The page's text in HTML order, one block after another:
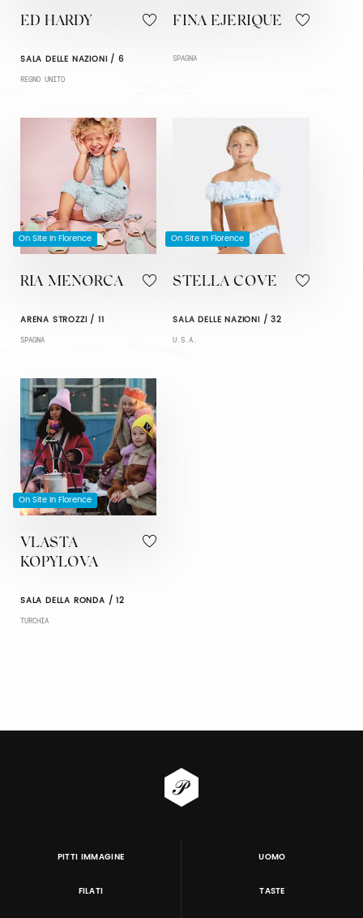
ED HARDY
SALA DELLE NAZIONI / 6
REGNO UNITO
FINA EJERIQUE
SPAGNA
On Site In Florence
RIA MENORCA
ARENA STROZZI / 11
SPAGNA
On Site In Florence
STELLA COVE
SALA DELLE NAZIONI / 32
U.S.A.
On Site In Florence
VLASTA
KOPYLOVA
SALA DELLA RONDA / 12
TURCHIA
PITTI IMMAGINE UOMO
FILATI TASTE